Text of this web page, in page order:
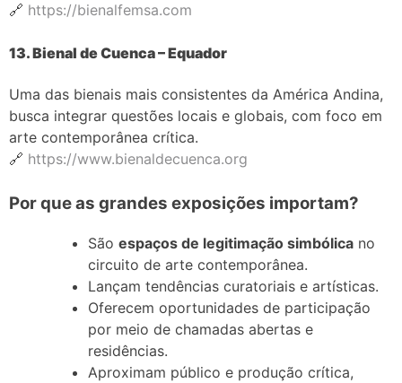
🔗 https://bienalfemsa.com
13. Bienal de Cuenca – Equador
Uma das bienais mais consistentes da América Andina,
busca integrar questões locais e globais, com foco em
arte contemporânea crítica.
🔗 https://www.bienaldecuenca.org
Por que as grandes exposições importam?
São espaços de legitimação simbólica no
circuito de arte contemporânea.
Lançam tendências curatoriais e artísticas.
Oferecem oportunidades de participação
por meio de chamadas abertas e
residências.
Aproximam público e produção crítica,